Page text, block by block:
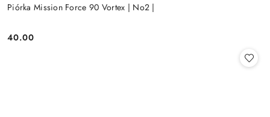
Piórka Mission Force 90 Vortex | No2 |
Cena:
40.00